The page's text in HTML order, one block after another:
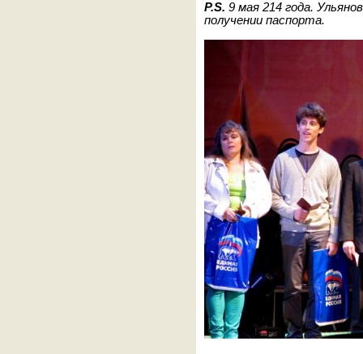
P.S. 9 мая 214 года.
получении паспорта.